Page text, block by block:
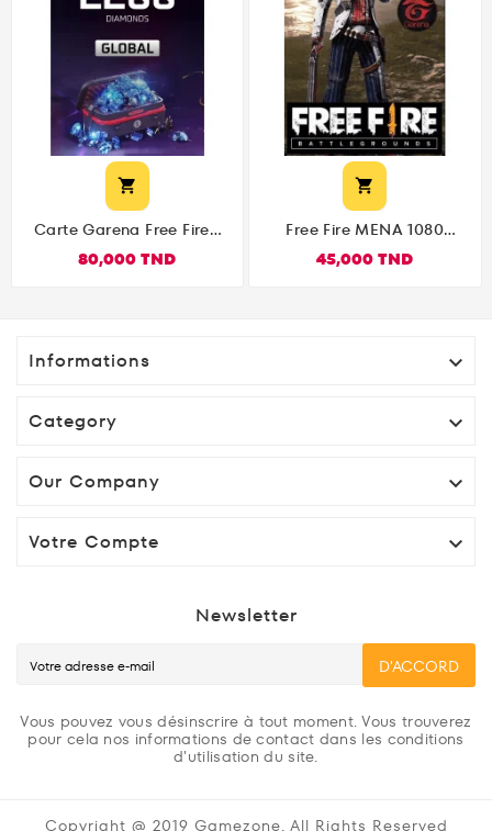

Carte Garena Free Fire -
80,000 TND

Free Fire MENA 1080
45,000 TND
Informations 
Category 
Our Company 
Votre Compte 
Newsletter
D'ACCORD
Vous pouvez vous désinscrire à tout moment. Vous trouverez
pour cela nos informations de contact dans les conditions
d'utilisation du site.
Copyright @ 2019 Gamezone. All Rights Reserved